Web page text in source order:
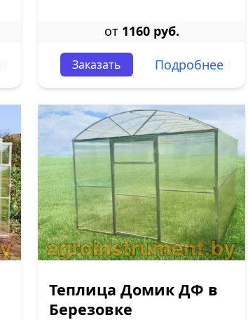
от 1160 руб.
Заказать Подробнее
Теплица Домик ДФ в
Березовке